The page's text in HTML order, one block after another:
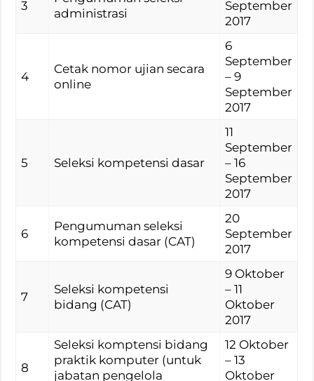
3
administrasi
September
2017
4
Cetak nomor ujian secara
online
6
September
– 9
September
2017
5 Seleksi kompetensi dasar
11
September
– 16
September
2017
6
Pengumuman seleksi
kompetensi dasar (CAT)
20
September
2017
7
Seleksi kompetensi
bidang (CAT)
9 Oktober
– 11
Oktober
2017
8
Seleksi komptensi bidang
praktik komputer (untuk
jabatan pengelola
12 Oktober
– 13
Oktober